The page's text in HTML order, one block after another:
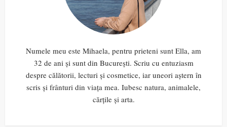
Numele meu este Mihaela, pentru prieteni sunt Ella, am
32 de ani și sunt din București. Scriu cu entuziasm
despre călătorii, lecturi și cosmetice, iar uneori aștern în
scris și frânturi din viața mea. Iubesc natura, animalele,
cărțile și arta.